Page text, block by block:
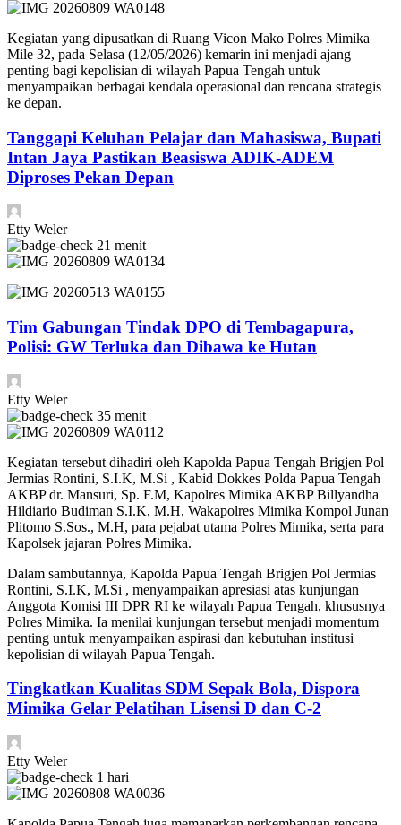
​Kegiatan yang dipusatkan di Ruang Vicon Mako Polres Mimika
Mile 32, pada Selasa (12/05/2026) kemarin ini menjadi ajang
penting bagi kepolisian di wilayah Papua Tengah untuk
menyampaikan berbagai kendala operasional dan rencana strategis
ke depan.
Tanggapi Keluhan Pelajar dan Mahasiswa, Bupati
Intan Jaya Pastikan Beasiswa ADIK-ADEM
Diproses Pekan Depan
Etty Weler
21 menit
Tim Gabungan Tindak DPO di Tembagapura,
Polisi: GW Terluka dan Dibawa ke Hutan
Etty Weler
35 menit
Kegiatan tersebut dihadiri oleh Kapolda Papua Tengah Brigjen Pol
Jermias Rontini, S.I.K, M.Si , Kabid Dokkes Polda Papua Tengah
AKBP dr. Mansuri, Sp. F.M, Kapolres Mimika AKBP Billyandha
Hildiario Budiman S.I.K, M.H, Wakapolres Mimika Kompol Junan
Plitomo S.Sos., M.H, para pejabat utama Polres Mimika, serta para
Kapolsek jajaran Polres Mimika.
Dalam sambutannya, Kapolda Papua Tengah Brigjen Pol Jermias
Rontini, S.I.K, M.Si , menyampaikan apresiasi atas kunjungan
Anggota Komisi III DPR RI ke wilayah Papua Tengah, khususnya
Polres Mimika. Ia menilai kunjungan tersebut menjadi momentum
penting untuk menyampaikan aspirasi dan kebutuhan institusi
kepolisian di wilayah Papua Tengah.
Tingkatkan Kualitas SDM Sepak Bola, Dispora
Mimika Gelar Pelatihan Lisensi D dan C-2
Etty Weler
1 hari